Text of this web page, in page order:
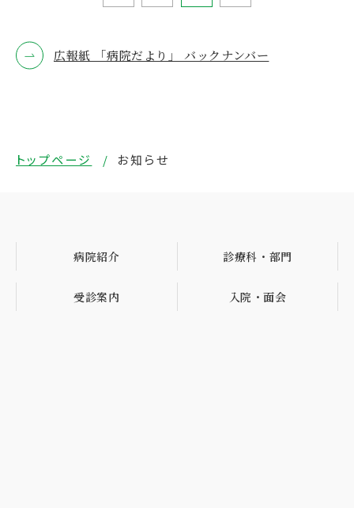
広報紙 「病院だより」 バックナンバー
トップページ お知らせ
病院紹介 診療科・部門
受診案内 入院・面会